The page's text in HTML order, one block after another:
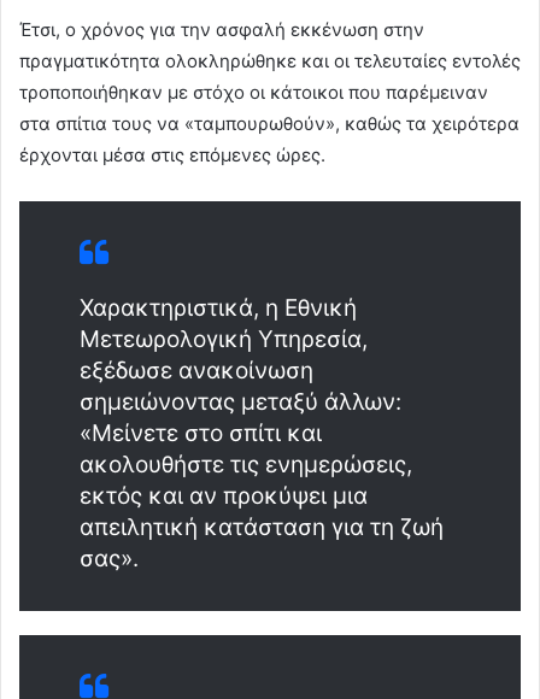
Έτσι, ο χρόνος για την ασφαλή εκκένωση στην
πραγματικότητα ολοκληρώθηκε και οι τελευταίες εντολές
τροποποιήθηκαν με στόχο οι κάτοικοι που παρέμειναν
στα σπίτια τους να «ταμπουρωθούν», καθώς τα χειρότερα
έρχονται μέσα στις επόμενες ώρες.
Χαρακτηριστικά, η Εθνική
Μετεωρολογική Υπηρεσία,
εξέδωσε ανακοίνωση
σημειώνοντας μεταξύ άλλων:
«Μείνετε στο σπίτι και
ακολουθήστε τις ενημερώσεις,
εκτός και αν προκύψει μια
απειλητική κατάσταση για τη ζωή
σας».